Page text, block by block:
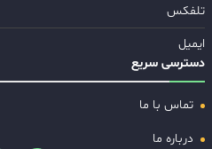
تلفکس
ایمیل
دسترسی سریع
تماس با ما
درباره ما